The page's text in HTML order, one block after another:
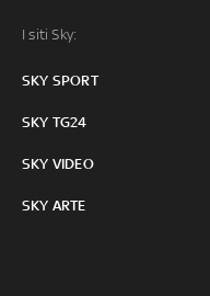
I siti Sky:
SKY SPORT
SKY TG24
SKY VIDEO
SKY ARTE